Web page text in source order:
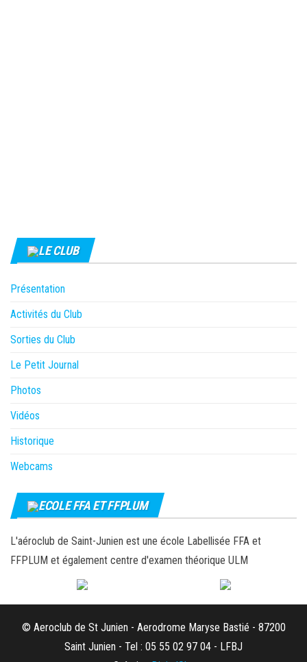
LE CLUB
Présentation
Activités du Club
Sorties du Club
Le Petit Journal
Photos
Vidéos
Historique
Webcams
ECOLE FFA ET FFPLUM
L'aéroclub de Saint-Junien est une école Labellisée FFA et
FFPLUM et également centre d'examen théorique ULM
© Aeroclub de St Junien - Aerodrome Maryse Bastié - 87200
Saint Junien - Tel : 05 55 02 97 04 - LFBJ